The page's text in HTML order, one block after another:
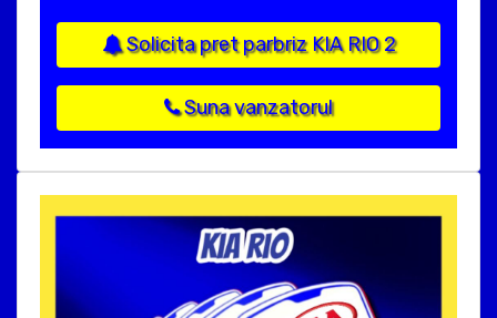
Solicita pret parbriz KIA RIO 2
Suna vanzatorul